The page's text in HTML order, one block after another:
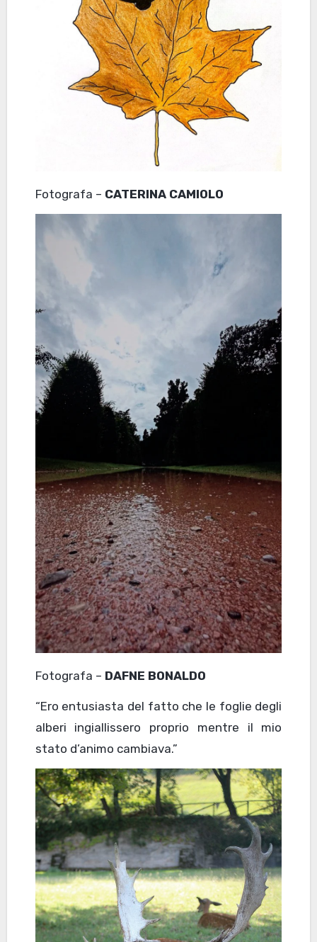
Fotografa – CATERINA CAMIOLO
Fotografa – DAFNE BONALDO
“Ero entusiasta del fatto che le foglie degli
alberi ingiallissero proprio mentre il mio
stato d’animo cambiava.”